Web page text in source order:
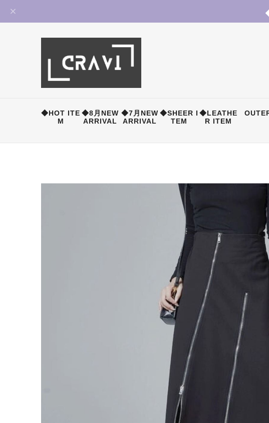
◆HOT ITE
M
◆8月NEW
ARRIVAL
◆7月NEW
ARRIVAL
◆SHEER I
TEM
◆LEATHE
R ITEM